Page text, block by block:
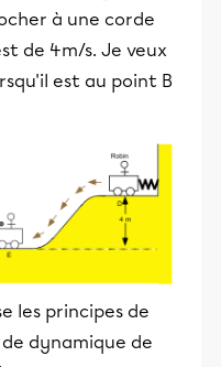
à une corde
de 4m/s. Je veux
est au point B
les principes de
dynamique de